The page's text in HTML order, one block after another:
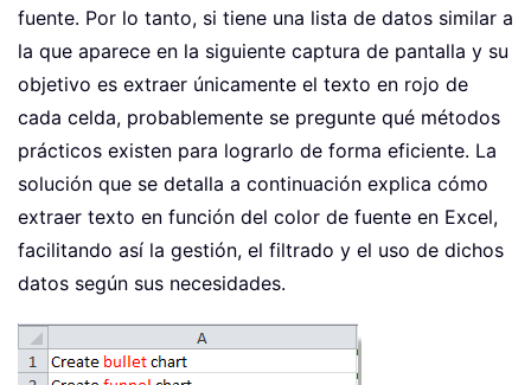
fuente. Por lo tanto, si tiene una lista de datos similar a
la que aparece en la siguiente captura de pantalla y su
objetivo es extraer únicamente el texto en rojo de
cada celda, probablemente se pregunte qué métodos
prácticos existen para lograrlo de forma eficiente. La
solución que se detalla a continuación explica cómo
extraer texto en función del color de fuente en Excel,
facilitando así la gestión, el filtrado y el uso de dichos
datos según sus necesidades.